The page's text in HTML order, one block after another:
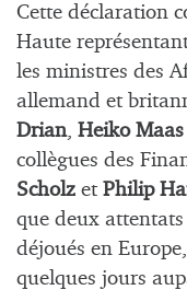
Cette déclaration
Haute
les ministres des
allemand et
Drian, Heiko Maas
collègues des
Scholz et Philip
que deux attentats
déjoués en
quelques jours